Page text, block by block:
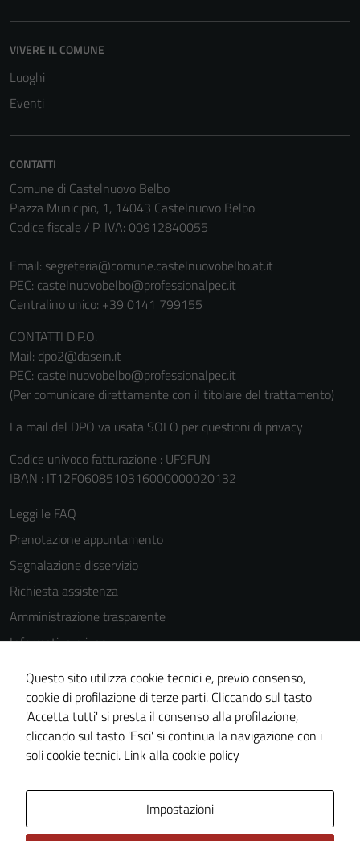
VIVERE IL COMUNE
Luoghi
Eventi
CONTATTI
Comune di Castelnuovo Belbo
Piazza Municipio, 1, 14043 Castelnuovo Belbo
Codice fiscale / P. IVA: 00912840055
Email: segreteria@comune.castelnuovobelbo.at.it
PEC: castelnuovobelbo@professionalpec.it
Centralino unico: +39 0141 799155
CONTATTI D.P.O.
Mail: dpo2@dasein.it
PEC: castelnuovobelbo@professionalpec.it
(Per comunicare direttamente con il titolare del trattamento)
La mail del DPO va usata SOLO per questioni di privacy
Codice univoco fatturazione : UF9FUN
IBAN : IT12F0608510316000000020132
Leggi le FAQ
Prenotazione appuntamento
Segnalazione disservizio
Richiesta assistenza
Amministrazione trasparente
Informativa privacy
Cookie Policy
Note legali
Dichiarazione di accessibilità
Piano di miglioramento del sito
Questo sito utilizza cookie tecnici e, previo consenso,
cookie di profilazione di terze parti. Cliccando sul tasto
'Accetta tutti' si presta il consenso alla profilazione,
cliccando sul tasto 'Esci' si continua la navigazione con i
soli cookie tecnici. Link alla cookie policy
Impostazioni
non raccolgono